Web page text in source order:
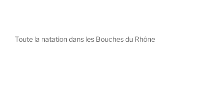
Toute la natation dans les Bouches du Rhône